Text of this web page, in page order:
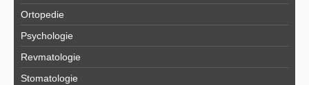
Ortopedie
Psychologie
Revmatologie
Stomatologie